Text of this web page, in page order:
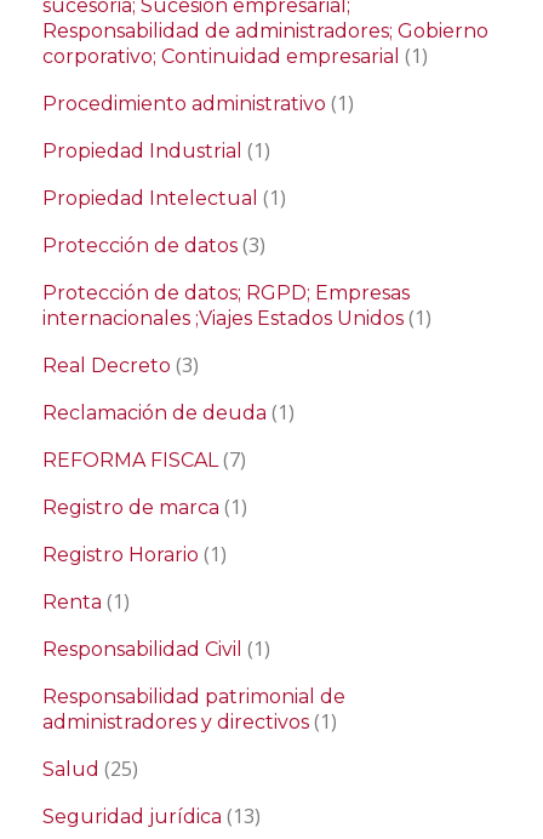
sucesoria; Sucesión empresarial;
Responsabilidad de administradores; Gobierno
corporativo; Continuidad empresarial (1)
Procedimiento administrativo (1)
Propiedad Industrial (1)
Propiedad Intelectual (1)
Protección de datos (3)
Protección de datos; RGPD; Empresas
internacionales ;Viajes Estados Unidos (1)
Real Decreto (3)
Reclamación de deuda (1)
REFORMA FISCAL (7)
Registro de marca (1)
Registro Horario (1)
Renta (1)
Responsabilidad Civil (1)
Responsabilidad patrimonial de
administradores y directivos (1)
Salud (25)
Seguridad jurídica (13)